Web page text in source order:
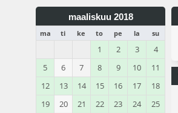
maaliskuu 2018
ma ti ke to pe la su
1 2 3
4
5
6 7 8 9 10
11
12
13 14 15 16 17
18
19
20 21 22 23 24
25